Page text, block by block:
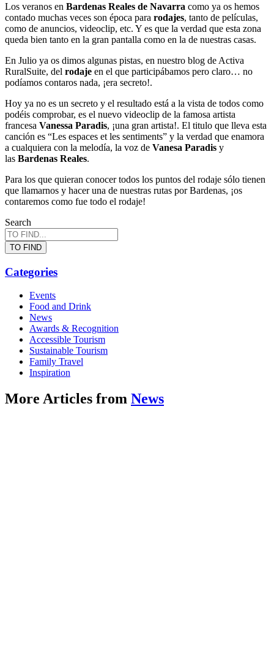
Los veranos en Bardenas Reales de Navarra como ya os hemos
contado muchas veces son época para rodajes, tanto de películas,
como de anuncios, videoclip, etc. Y es que la verdad que esta zona
queda bien tanto en la gran pantalla como en la de nuestras casas.
En Julio ya os dimos algunas pistas, en nuestro blog de Activa
RuralSuite, del rodaje en el que participábamos pero claro… no
podíamos contaros nada, ¡era secreto!.
Hoy ya no es un secreto y el resultado está a la vista de todos como
podéis comprobar, es el nuevo videoclip de la famosa artista
francesa Vanessa Paradis, ¡una gran artista!. El titulo que lleva esta
canción es “Les espaces et les sentiments” y la verdad que enamora
a cualquiera con la melodía, la voz de Vanesa Paradis y
las Bardenas Reales.
Para los que quieran conocer todos los puntos del rodaje sólo tienen
que llamarnos y hacer una de nuestras rutas por Bardenas, ¡os
contaremos como fue todo el rodaje!
Search
TO FIND
Categories
Events
Food and Drink
News
Awards & Recognition
Accessible Tourism
Sustainable Tourism
Family Travel
Inspiration
More Articles from News